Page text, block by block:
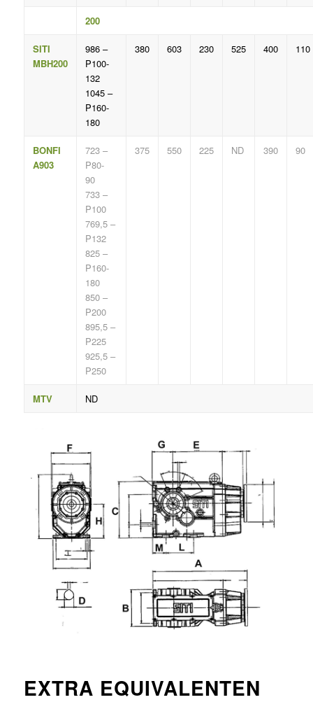
200
SITI
MBH200
986 –
P100-
132
1045 –
P160-
180
380 603 230 525 400 110
BONFI
A903
723 –
P80-
90
733 –
P100
769,5 –
P132
825 –
P160-
180
850 –
P200
895,5 –
P225
925,5 –
P250
375 550 225 ND 390 90
MTV ND
EXTRA EQUIVALENTEN